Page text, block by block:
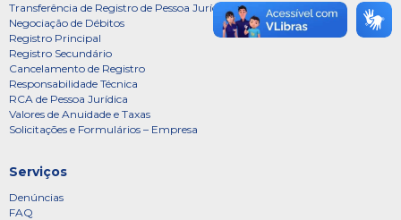
Transferência de Registro de Pessoa Jurídica
Negociação de Débitos
Registro Principal
Registro Secundário
Cancelamento de Registro
Responsabilidade Técnica
RCA de Pessoa Jurídica
Valores de Anuidade e Taxas
Solicitações e Formulários – Empresa
Serviços
Denúncias
FAQ